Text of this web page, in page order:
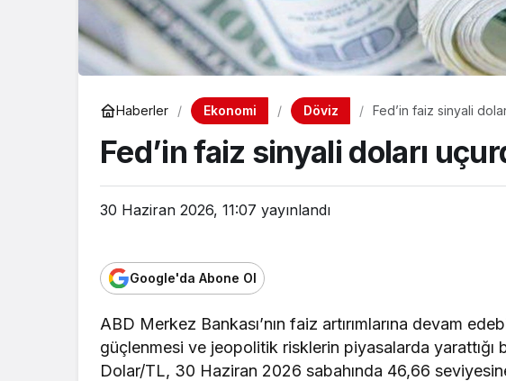
Haberler Ekonomi Döviz Fed’in faiz sinyali
Fed’in faiz sinyali doları
30 Haziran 2026, 11:07 yayınlandı
Google'da Abone Ol
ABD Merkez Bankası’nın faiz artırımlarına devam
güçlenmesi ve jeopolitik risklerin piyasalarda yarattığı
Dolar/TL, 30 Haziran 2026 sabahında 46,66